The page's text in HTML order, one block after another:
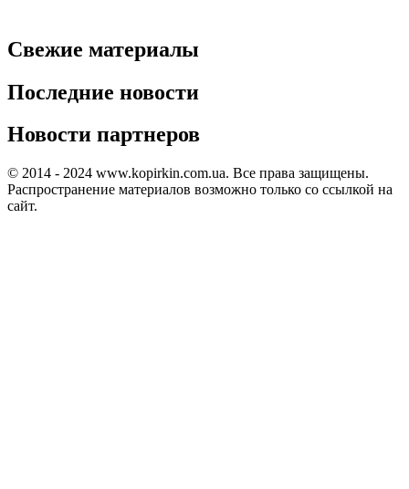
Свежие материалы
Последние новости
Новости партнеров
© 2014 - 2024 www.kopirkin.com.ua. Все права защищены.
Распространение материалов возможно только со ссылкой на
сайт.